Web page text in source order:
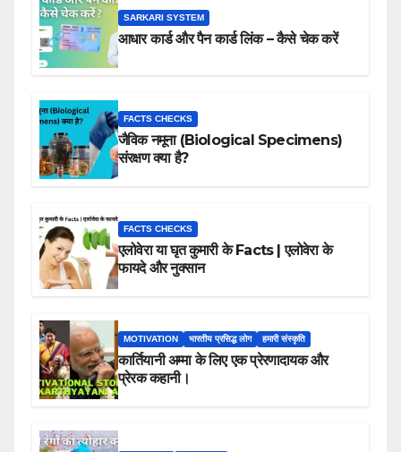
SARKARI SYSTEM
आधार कार्ड और पैन कार्ड लिंक – कैसे चेक करें
FACTS CHECKS
जैविक नमूना (Biological Specimens)
संरक्षण क्या है?
FACTS CHECKS
एलोवेरा या घृत कुमारी के Facts | एलोवेरा के
फायदे और नुक्सान
MOTIVATION भारतीय प्रसिद्ध लोग हमारी संस्कृति
कार्तियानी अम्मा के लिए एक प्रेरणादायक और
प्रेरक कहानी।